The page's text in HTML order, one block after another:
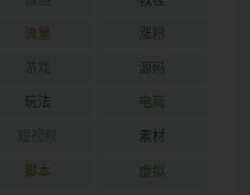
流量 涨粉
源码
玩法 电商
素材
脚本 虚拟